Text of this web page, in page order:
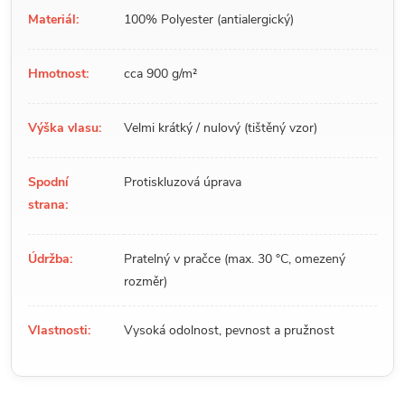
Materiál: 100% Polyester (antialergický)
Hmotnost: cca 900 g/m²
Výška vlasu: Velmi krátký / nulový (tištěný vzor)
Spodní
strana:
Protiskluzová úprava
Údržba:
Pratelný v pračce (max. 30 °C, omezený
rozměr)
Vlastnosti: Vysoká odolnost, pevnost a pružnost